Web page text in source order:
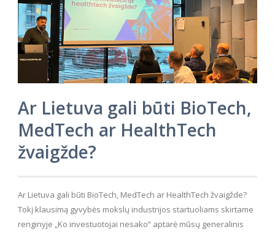
Ar Lietuva gali būti BioTech,
MedTech ar HealthTech
žvaigžde?
Ar Lietuva gali būti BioTech, MedTech ar HealthTech žvaigžde?
Tokį klausimą gyvybės mokslų industrijos startuoliams skirtame
renginyje „Ko investuotojai nesako“ aptarė mūsų generalinis